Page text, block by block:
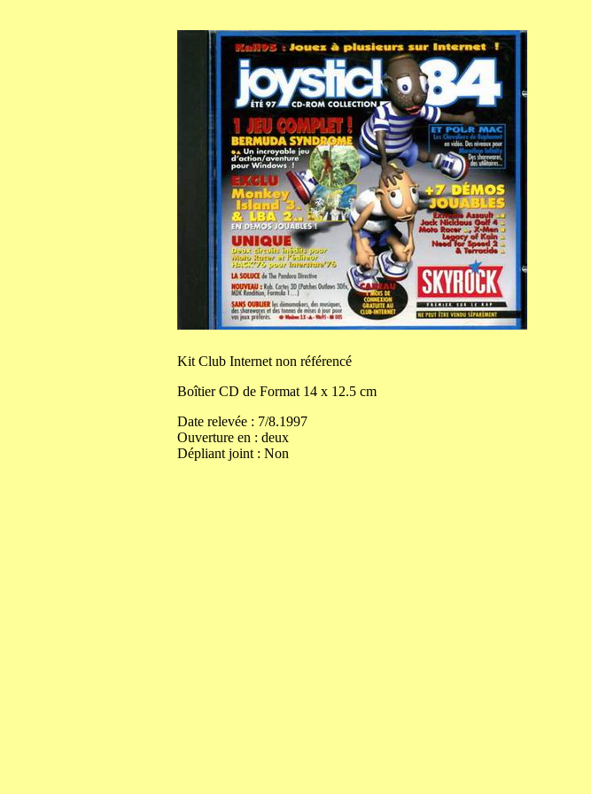
Kit Club Internet non référencé
Boîtier CD de Format 14 x 12.5 cm
Date relevée : 7/8.1997
Ouverture en : deux
Dépliant joint : Non